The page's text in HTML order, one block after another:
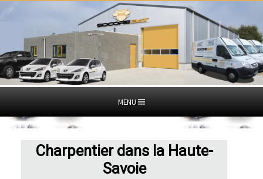
MENU
Charpentier dans la Haute-
Savoie